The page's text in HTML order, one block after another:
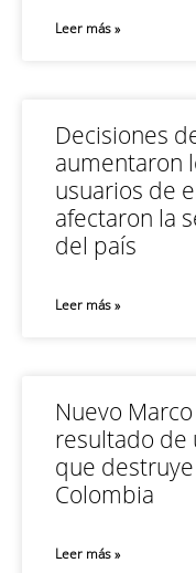
Leer más »
Decisiones
aumentaron
usuarios de
afectaron la
del país
Leer más »
Nuevo
resultado de
que
Colombia
Leer más »